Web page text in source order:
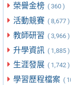
榮譽金榜 ( 360 )
活動競賽 ( 8,677 )
教師研習 ( 3,966 )
升學資訊 ( 1,885 )
生涯發展 ( 1,742 )
學習歷程檔案 (